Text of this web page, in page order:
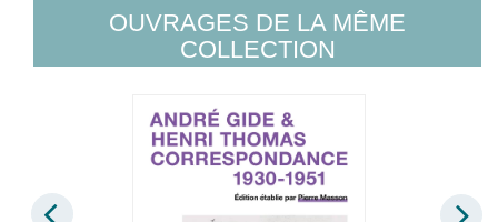
OUVRAGES DE LA MÊME
COLLECTION